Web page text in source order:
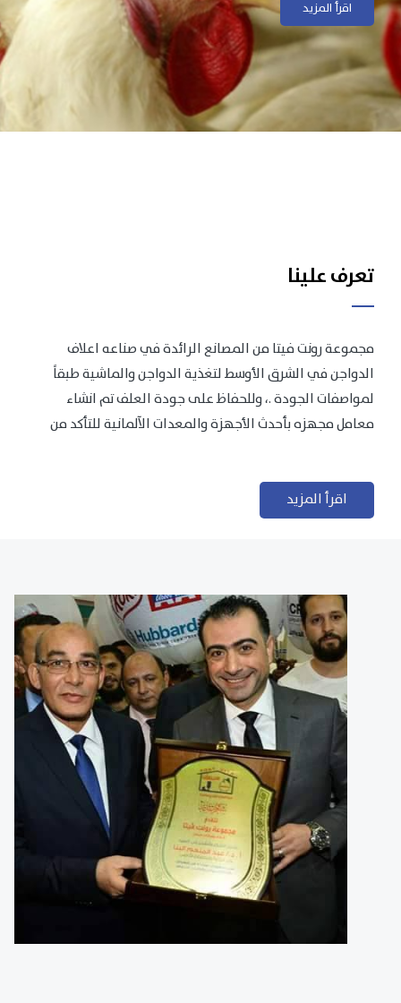
اقرأ المزيد اقرأ المزيد
تعرف علينا
مجموعة رونت فيتا من المصانع الرائدة في صناعه اعلاف
الدواجن في الشرق الأوسط لتغذية الدواجن والماشية طبقاً
لمواصفات الجودة .، وللحفاظ على جودة العلف تم انشاء
معامل مجهزه بأحدث الأجهزة والمعدات الآلمانية للتأكد من
اقرأ المزيد